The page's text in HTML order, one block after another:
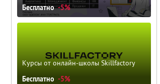
Бесплатно -5%
Курсы от онлайн-школы Skillfactory
Бесплатно -5%